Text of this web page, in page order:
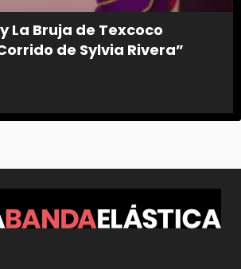
La Bruja de Texcoco
de Sylvia Rivera”